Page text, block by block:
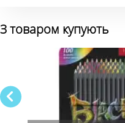
З товаром купують